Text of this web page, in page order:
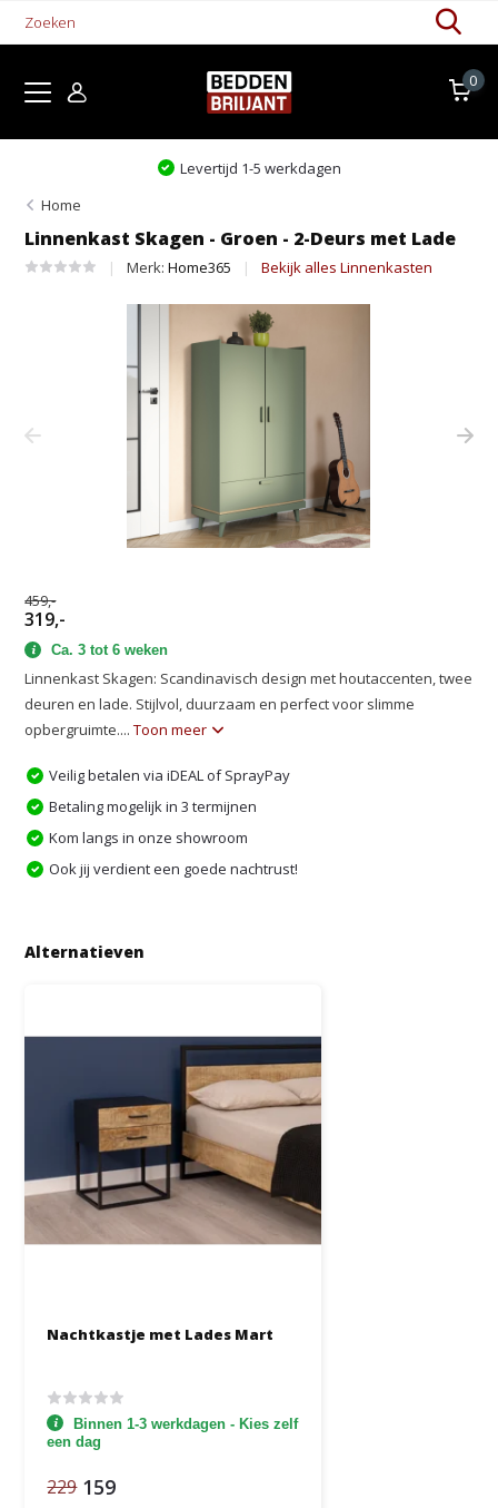
0
Levertijd 1-5 werkdagen
Home
Linnenkast Skagen - Groen - 2-Deurs met Lade
Merk:Home365 Bekijk alles Linnenkasten
459,-
319,-
Ca. 3 tot 6 weken
Linnenkast Skagen: Scandinavisch design met houtaccenten, twee
deuren en lade. Stijlvol, duurzaam en perfect voor slimme
opbergruimte....Toon meer
Veilig betalen via iDEAL of SprayPay
Betaling mogelijk in 3 termijnen
Kom langs in onze showroom
Ook jij verdient een goede nachtrust!
Alternatieven
Nachtkastje met Lades Mart
Binnen 1-3 werkdagen - Kies zelf
een dag
229 159